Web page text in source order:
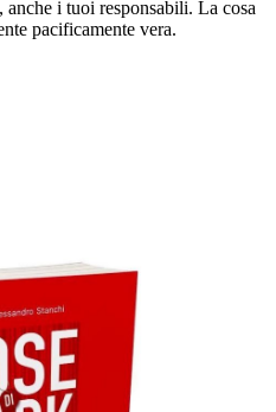
i tuoi responsabili. La cosa
pacificamente vera.